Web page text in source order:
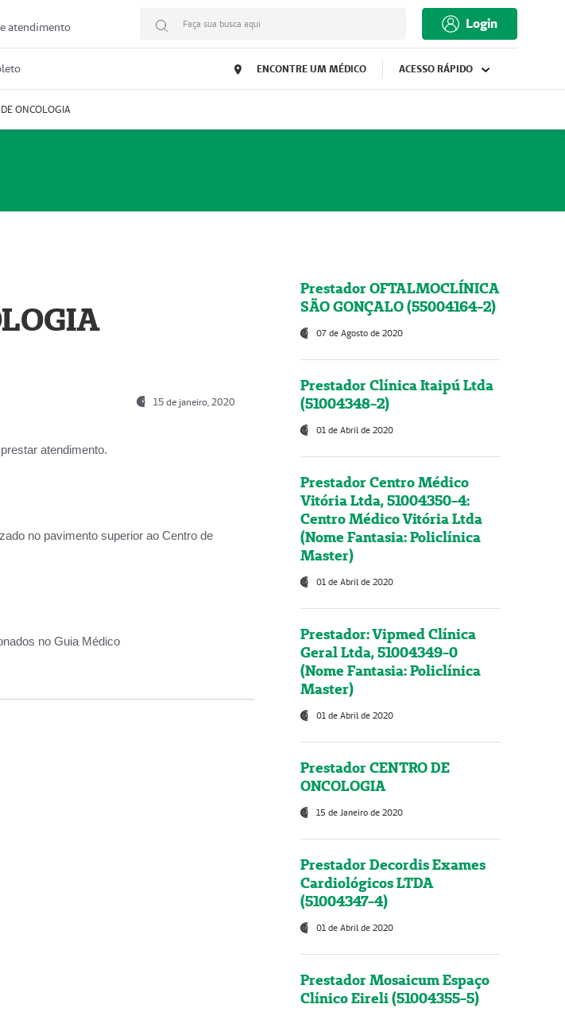
atendimento Faça sua busca aqui Login
ENCONTRE UM MÉDICO ACESSO RÁPIDO
ONCOLOGIA
15 de janeiro, 2020
atendimento.
no pavimento superior ao Centro de
no Guia Médico
Prestador OFTALMOCLÍNICA
SÃO GONÇALO (55004164-2)
07 de Agosto de 2020
Prestador Clínica Itaipú Ltda
(51004348-2)
01 de Abril de 2020
Prestador Centro Médico
Vitória Ltda, 51004350-4:
Centro Médico Vitória Ltda
(Nome Fantasia: Policlínica
Master)
01 de Abril de 2020
Prestador: Vipmed Clínica
Geral Ltda, 51004349-0
(Nome Fantasia: Policlínica
Master)
01 de Abril de 2020
Prestador CENTRO DE
ONCOLOGIA
15 de Janeiro de 2020
Prestador Decordis Exames
Cardiológicos LTDA
(51004347-4)
01 de Abril de 2020
Prestador Mosaicum Espaço
Clínico Eireli (51004355-5)